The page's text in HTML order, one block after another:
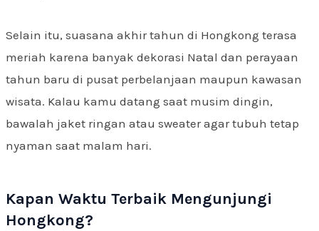
Selain itu, suasana akhir tahun di Hongkong terasa
meriah karena banyak dekorasi Natal dan perayaan
tahun baru di pusat perbelanjaan maupun kawasan
wisata. Kalau kamu datang saat musim dingin,
bawalah jaket ringan atau sweater agar tubuh tetap
nyaman saat malam hari.
Kapan Waktu Terbaik Mengunjungi
Hongkong?